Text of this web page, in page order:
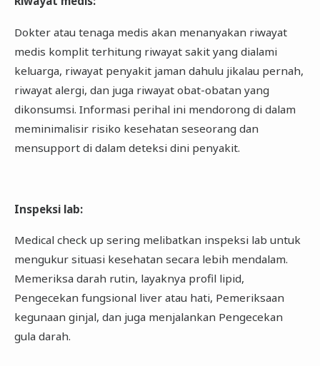
Dokter atau tenaga medis akan menanyakan riwayat
medis komplit terhitung riwayat sakit yang dialami
keluarga, riwayat penyakit jaman dahulu jikalau pernah,
riwayat alergi, dan juga riwayat obat-obatan yang
dikonsumsi. Informasi perihal ini mendorong di dalam
meminimalisir risiko kesehatan seseorang dan
mensupport di dalam deteksi dini penyakit.
Inspeksi lab:
Medical check up sering melibatkan inspeksi lab untuk
mengukur situasi kesehatan secara lebih mendalam.
Memeriksa darah rutin, layaknya profil lipid,
Pengecekan fungsional liver atau hati, Pemeriksaan
kegunaan ginjal, dan juga menjalankan Pengecekan
gula darah.